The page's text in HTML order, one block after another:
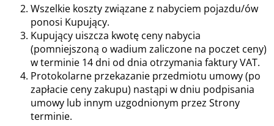
Wszelkie koszty związane z nabyciem pojazdu/ów
ponosi Kupujący.
Kupujący uiszcza kwotę ceny nabycia
(pomniejszoną o wadium zaliczone na poczet ceny)
w terminie 14 dni od dnia otrzymania faktury VAT.
Protokolarne przekazanie przedmiotu umowy (po
zapłacie ceny zakupu) nastąpi w dniu podpisania
umowy lub innym uzgodnionym przez Strony
terminie.